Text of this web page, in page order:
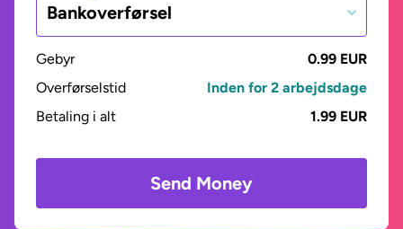
Bankoverførsel
Gebyr
0.99 EUR
Overførselstid
Inden for 2 arbejdsdage
Betaling i alt
1.99 EUR
Send Money